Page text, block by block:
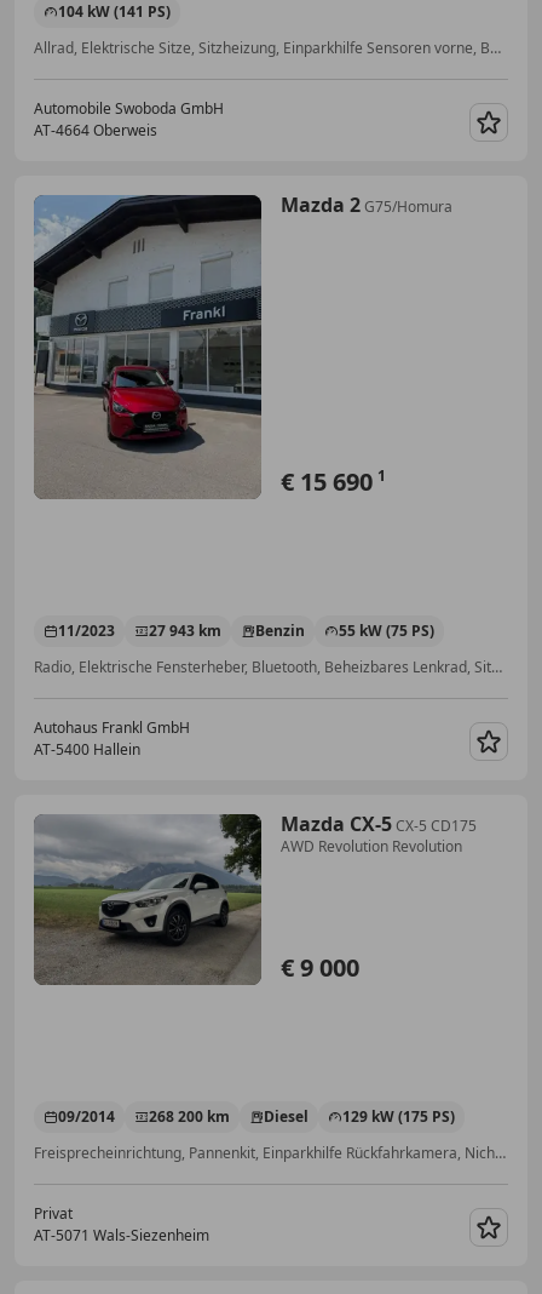
104 kW (141 PS)
Allrad, Elektrische Sitze, Sitzheizung, Einparkhilfe Sensoren vorne, Beheizbares Lenkrad, Lordosenstütze, Schaltwippen, Navigationssystem
Automobile Swoboda GmbH
AT-4664 Oberweis
Mazda 2G75/Homura
€ 15 690 1
11/2023 27 943 km Benzin
55 kW (75 PS)
Radio, Elektrische Fensterheber, Bluetooth, Beheizbares Lenkrad, Sitzheizung, Alufelgen, Tempomat, Einparkhilfe Rückfahrkamera
Autohaus Frankl GmbH
AT-5400 Hallein
Mazda CX-5CX-5 CD175
AWD Revolution Revolution
€ 9 000
09/2014 268 200 km Diesel
129 kW (175 PS)
Freisprecheinrichtung, Pannenkit, Einparkhilfe Rückfahrkamera, Nichtraucherfahrzeug, Scheckheftgepflegt, Multifunktionslenkrad, Klimaanlage, Lederlenkrad
Privat
AT-5071 Wals-Siezenheim